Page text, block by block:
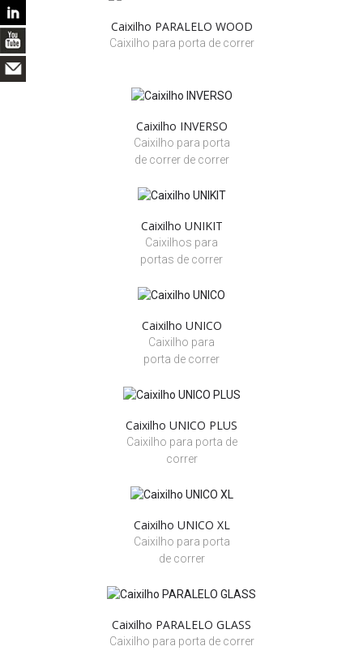
Caixilho PARALELO WOOD
Caixilho para porta de correr
Caixilho INVERSO
Caixilho para porta
de correr de correr
Caixilho UNIKIT
Caixilhos para
portas de correr
Caixilho UNICO
Caixilho para
porta de correr
Caixilho UNICO PLUS
Caixilho para porta de
correr
Caixilho UNICO XL
Caixilho para porta
de correr
Caixilho PARALELO GLASS
Caixilho para porta de correr